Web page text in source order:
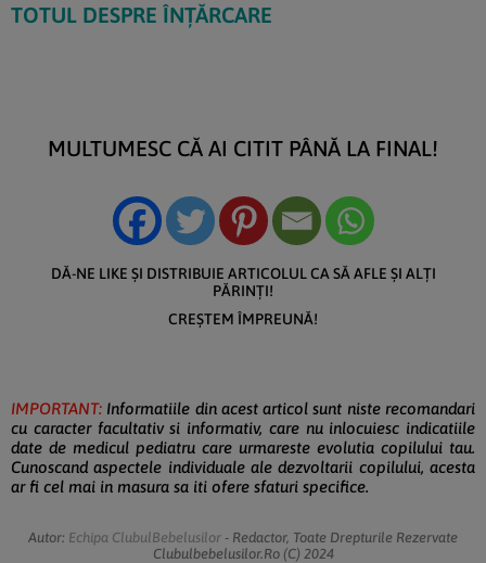
TOTUL DESPRE ÎNȚĂRCARE
MULTUMESC CĂ AI CITIT PÂNĂ LA FINAL!
DĂ-NE LIKE ȘI DISTRIBUIE ARTICOLUL CA SĂ AFLE ȘI ALȚI
PĂRINȚI!
CREȘTEM ÎMPREUNĂ!
IMPORTANT: Informatiile din acest articol sunt niste recomandari
cu caracter facultativ si informativ, care nu inlocuiesc indicatiile
date de medicul pediatru care urmareste evolutia copilului tau.
Cunoscand aspectele individuale ale dezvoltarii copilului, acesta
ar fi cel mai in masura sa iti ofere sfaturi specifice.
Autor: Echipa ClubulBebelusilor - Redactor, Toate Drepturile Rezervate
Clubulbebelusilor.ro (c) 2024